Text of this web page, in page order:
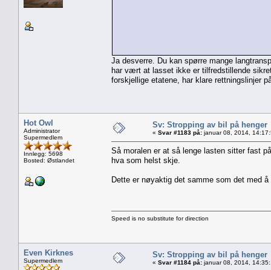
Ja desverre. Du kan spørre mange
har vært at lasset ikke er tilfredstillende
forskjellige etatene, har klare rettningslinjer
Hot Owl
Administrator
Supermedlem
Innlegg: 5698
Bosted: Østlandet
Sv: Stropping av bil på henger
« Svar #1183 på: januar 08, 2014,
Så moralen er at så lenge lasten sitter fast
hva som helst skje.
Dette er nøyaktig det samme som det med
Speed is no substitute for direction
Even Kirknes
Supermedlem
Sv: Stropping av bil på henger
« Svar #1184 på: januar 08, 2014,